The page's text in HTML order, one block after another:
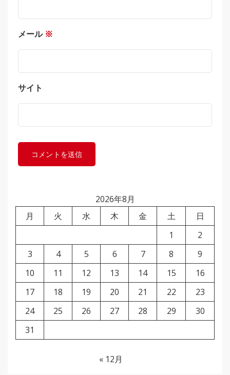
メール ※
サイト
2026年8月
月
火 水 木 金 土
日
1
2
3
4 5 6 7 8
9
10
11 12 13 14 15
16
17
18 19 20 21 22
23
24
25 26 27 28 29
30
31
« 12月